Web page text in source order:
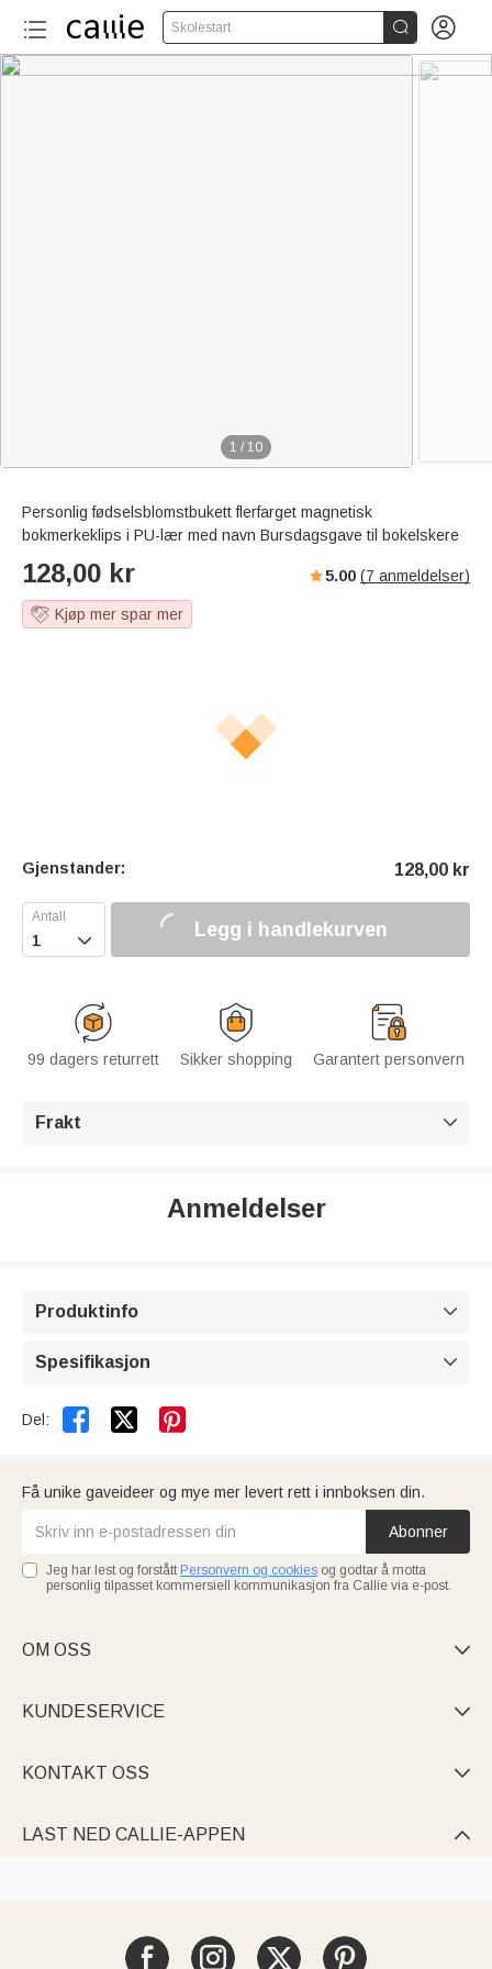
Skolestart  
1 / 10
Personlig fødselsblomstbukett flerfarget magnetisk
bokmerkeklips i PU-lær med navn Bursdagsgave til bokelskere
128,00 kr 5.00 (7 anmeldelser)
Kjøp mer spar mer
Gjenstander: 128,00 kr
 Legg i handlekurven
99 dagers returrett Sikker shopping Garantert personvern
Frakt 
Anmeldelser
Produktinfo 
Spesifikasjon 
Del:  
Få unike gaveideer og mye mer levert rett i innboksen din.
Abonner
Jeg har lest og forstått Personvern og cookies og godtar å motta
personlig tilpasset kommersiell kommunikasjon fra Callie via e-post.
OM OSS 
KUNDESERVICE 
KONTAKT OSS 
LAST NED CALLIE-APPEN 